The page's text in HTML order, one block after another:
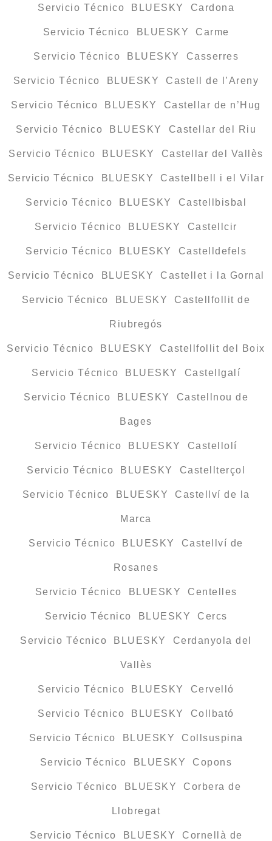
Servicio Técnico BLUESKY Cardona
Servicio Técnico BLUESKY Carme
Servicio Técnico BLUESKY Casserres
Servicio Técnico BLUESKY Castell de l’Areny
Servicio Técnico BLUESKY Castellar de n’Hug
Servicio Técnico BLUESKY Castellar del Riu
Servicio Técnico BLUESKY Castellar del Vallès
Servicio Técnico BLUESKY Castellbell i el Vilar
Servicio Técnico BLUESKY Castellbisbal
Servicio Técnico BLUESKY Castellcir
Servicio Técnico BLUESKY Castelldefels
Servicio Técnico BLUESKY Castellet i la Gornal
Servicio Técnico BLUESKY Castellfollit de
Riubregós
Servicio Técnico BLUESKY Castellfollit del Boix
Servicio Técnico BLUESKY Castellgalí
Servicio Técnico BLUESKY Castellnou de
Bages
Servicio Técnico BLUESKY Castellolí
Servicio Técnico BLUESKY Castellterçol
Servicio Técnico BLUESKY Castellví de la
Marca
Servicio Técnico BLUESKY Castellví de
Rosanes
Servicio Técnico BLUESKY Centelles
Servicio Técnico BLUESKY Cercs
Servicio Técnico BLUESKY Cerdanyola del
Vallès
Servicio Técnico BLUESKY Cervelló
Servicio Técnico BLUESKY Collbató
Servicio Técnico BLUESKY Collsuspina
Servicio Técnico BLUESKY Copons
Servicio Técnico BLUESKY Corbera de
Llobregat
Servicio Técnico BLUESKY Cornellà de